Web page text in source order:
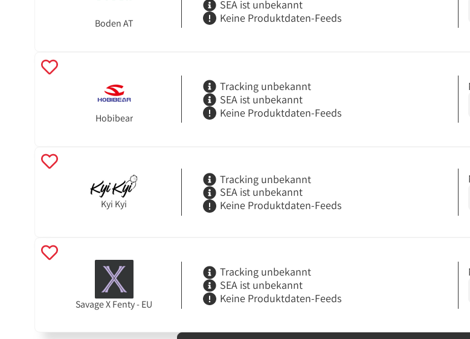
Boden AT
SEA ist unbekannt
Keine Produktdaten-Feeds
Hobibear
Tracking unbekannt
SEA ist unbekannt
Keine Produktdaten-Feeds
Kyi Kyi
Tracking unbekannt
SEA ist unbekannt
Keine Produktdaten-Feeds
Savage X Fenty - EU
Tracking unbekannt
SEA ist unbekannt
Keine Produktdaten-Feeds